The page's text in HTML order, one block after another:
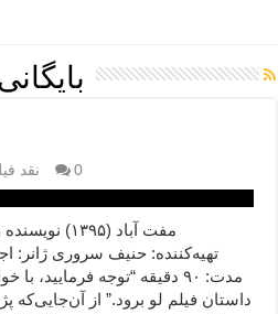
نقد 0
مفت آباد
تهیه‌کننده: حنیف سروری ژانر:
مدت: ۹۰ دقیقه “توجه
داستان فیلم لو برود.” از آن‌جایی‌که